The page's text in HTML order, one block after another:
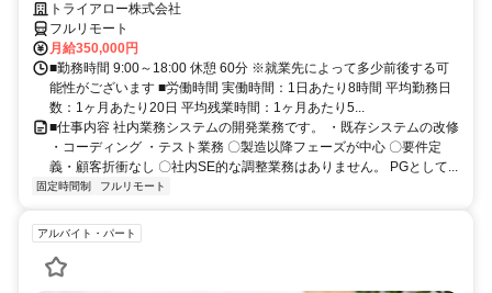
〇業務用端末貸与あり
トライアロー株式会社
フルリモート
月給350,000円
■勤務時間 9:00～18:00 休憩 60分 ※就業先によって多少前後する可
能性がございます ■労働時間 実働時間：1日あたり8時間 平均勤務日
数：1ヶ月あたり20日 平均残業時間：1ヶ月あたり5...
■仕事内容 社内業務システムの開発業務です。 ・既存システムの改修
・コーディング ・テスト業務 〇製造以降フェーズが中心 〇要件定
義・顧客折衝なし 〇社内SE的な調整業務はありません。 PGとして...
固定時間制 フルリモート
アルバイト・パート